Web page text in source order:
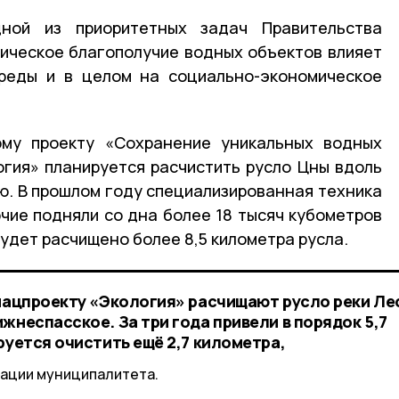
из приоритетных задач Правительства
благополучие водных объектов влияет
и в целом на социально-экономическое
проекту «Сохранение уникальных водных
планируется расчистить русло Цны вдоль
В прошлом году специализированная техника
подняли со дна более 18 тысяч кубометров
расчищено более 8,5 километра русла.
«Экология» расчищают русло реки
За три года привели в порядок 5,7
очистить ещё 2,7 километра,
муниципалитета.